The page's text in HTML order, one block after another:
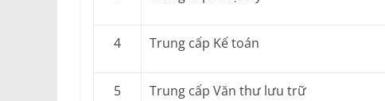
4 Trung cấp Kế toán
5 Trung cấp Văn thư lưu trữ